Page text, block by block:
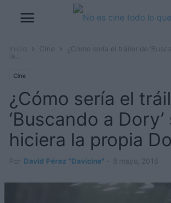
Inicio Cine
¿Cómo sería el tráiler de
la...
Cine
¿Cómo sería el
‘Buscando a Dory’
hiciera la propia
Por David Pérez "Davicine" 8 mayo, 2016